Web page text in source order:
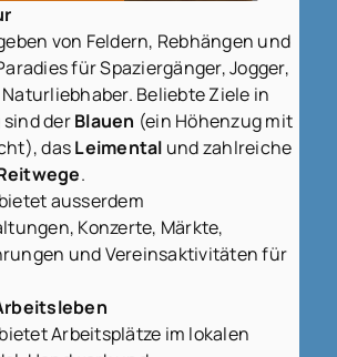
von Feldern, Rebhängen und
für Spaziergänger, Jogger,
Beliebte Ziele in
derBlauen (ein Höhenzug mit
dasLeimental und zahlreiche
.
ausserdem
Konzerte, Märkte,
und Vereinsaktivitäten für
Arbeitsplätze im lokalen